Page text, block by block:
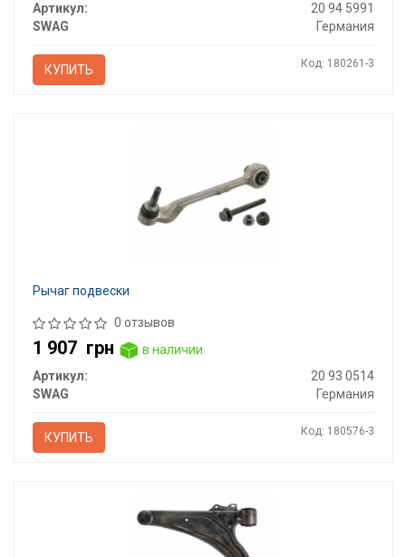
Артикул:
20 94 5991
SWAG
Германия
КУПИТЬ Код: 180261-3
Рычаг подвески
0 отзывов
1 907 грн
в наличии
Артикул:
20 93 0514
SWAG
Германия
КУПИТЬ Код: 180576-3